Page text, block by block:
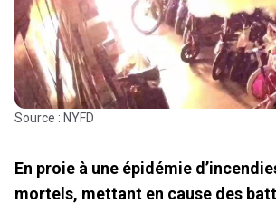
Source : NYFD
En proie à une épidémie
mortels, mettant en cause des